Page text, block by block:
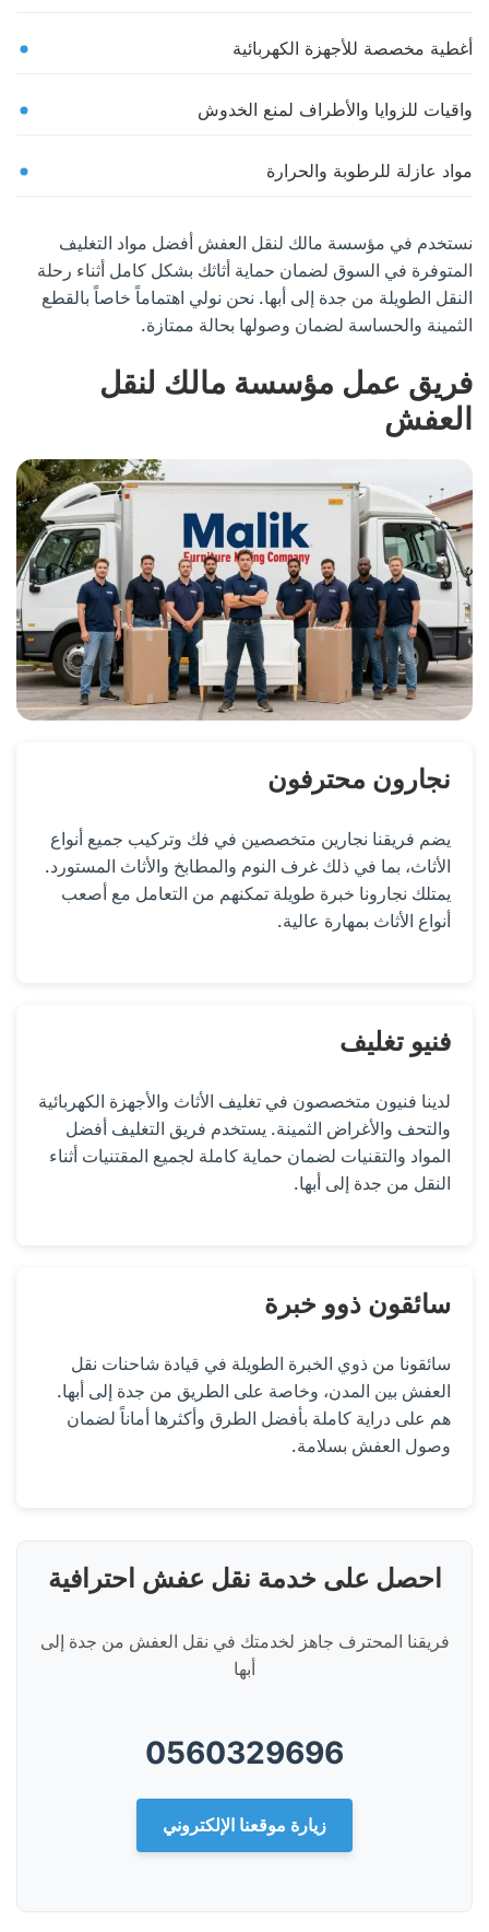
أغطية مخصصة للأجهزة الكهربائية
واقيات للزوايا والأطراف لمنع الخدوش
مواد عازلة للرطوبة والحرارة
نستخدم في مؤسسة مالك لنقل العفش أفضل مواد التغليف
المتوفرة في السوق لضمان حماية أثاثك بشكل كامل أثناء رحلة
النقل الطويلة من جدة إلى أبها. نحن نولي اهتماماً خاصاً بالقطع
الثمينة والحساسة لضمان وصولها بحالة ممتازة.
فريق عمل مؤسسة مالك لنقل
العفش
نجارون محترفون
يضم فريقنا نجارين متخصصين في فك وتركيب جميع أنواع
الأثاث، بما في ذلك غرف النوم والمطابخ والأثاث المستورد.
يمتلك نجارونا خبرة طويلة تمكنهم من التعامل مع أصعب
أنواع الأثاث بمهارة عالية.
فنيو تغليف
لدينا فنيون متخصصون في تغليف الأثاث والأجهزة الكهربائية
والتحف والأغراض الثمينة. يستخدم فريق التغليف أفضل
المواد والتقنيات لضمان حماية كاملة لجميع المقتنيات أثناء
النقل من جدة إلى أبها.
سائقون ذوو خبرة
سائقونا من ذوي الخبرة الطويلة في قيادة شاحنات نقل
العفش بين المدن، وخاصة على الطريق من جدة إلى أبها.
هم على دراية كاملة بأفضل الطرق وأكثرها أماناً لضمان
وصول العفش بسلامة.
احصل على خدمة نقل عفش احترافية
فريقنا المحترف جاهز لخدمتك في نقل العفش من جدة إلى
أبها
0560329696
زيارة موقعنا الإلكتروني